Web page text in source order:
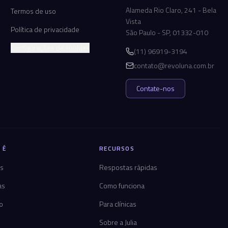
Termos de uso
Política de privacidade
Alameda Rio Claro, 241 - Bela
Vista
São Paulo - SP, 01332-010
(11) 96919-3194
contato@revoluna.com.br
Contate-nos
RECURSOS
Respostas rápidas
Como funciona
Para clínicas
Sobre a Julia